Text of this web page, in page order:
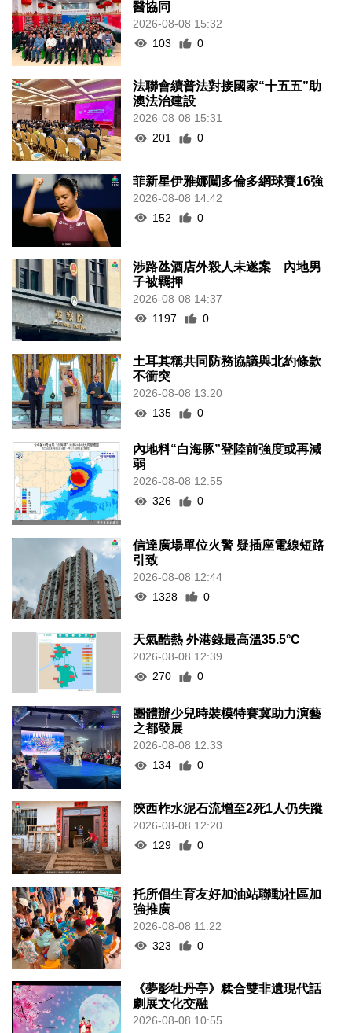
醫協同
2026-08-08 15:32
103
0
法聯會續普法對接國家“十五五”助
澳法治建設
2026-08-08 15:31
201
0
菲新星伊雅娜闖多倫多網球賽16強
2026-08-08 14:42
152
0
涉路氹酒店外殺人未遂案 內地男
子被羈押
2026-08-08 14:37
1197
0
土耳其稱共同防務協議與北約條款
不衝突
2026-08-08 13:20
135
0
內地料“白海豚”登陸前強度或再減
弱
2026-08-08 12:55
326
0
信達廣場單位火警 疑插座電線短路
引致
2026-08-08 12:44
1328
0
天氣酷熱 外港錄最高溫35.5°C
2026-08-08 12:39
270
0
團體辦少兒時裝模特賽冀助力演藝
之都發展
2026-08-08 12:33
134
0
陝西柞水泥石流增至2死1人仍失蹤
2026-08-08 12:20
129
0
托所倡生育友好加油站聯動社區加
強推廣
2026-08-08 11:22
323
0
《夢影牡丹亭》糅合雙非遺現代話
劇展文化交融
2026-08-08 10:55